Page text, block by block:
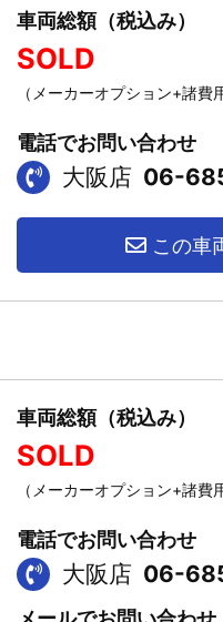
車両総額（税込み）
SOLD
（メーカーオプション+諸費
電話でお問い合わせ
大阪店 06-
この車
車両総額（税込み）
SOLD
（メーカーオプション+諸費
電話でお問い合わせ
大阪店 06-